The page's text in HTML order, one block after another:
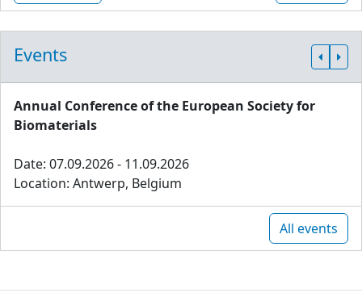
Events
Annual Conference of the European Society for
Biomaterials
Date: 07.09.2026 - 11.09.2026
Location: Antwerp, Belgium
All events